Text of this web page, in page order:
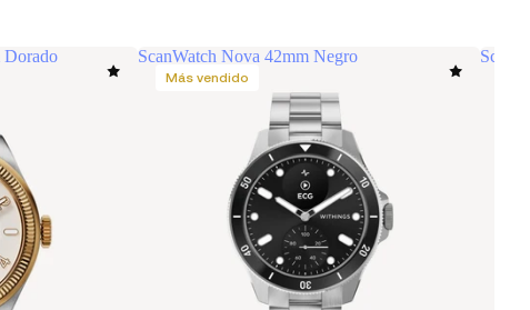
Dorado ScanWatch Nova 42mm Negro
Más vendido